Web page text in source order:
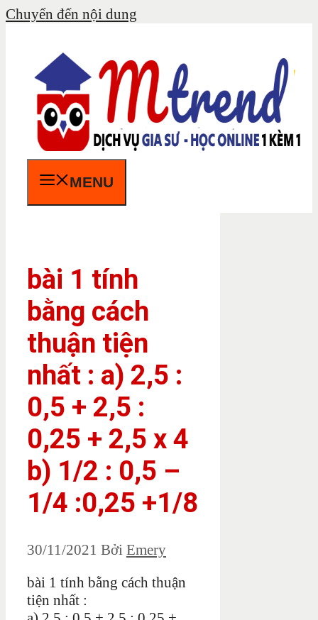
Chuyển đến nội dung
MENU
bài 1 tính
bằng cách
thuận tiện
nhất : a) 2,5 :
0,5 + 2,5 :
0,25 + 2,5 x 4
b) 1/2 : 0,5 –
1/4 :0,25 +1/8
30/11/2021 Bởi Emery
bài 1 tính bằng cách thuận
tiện nhất :